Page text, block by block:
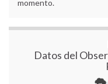
momento.
Datos del